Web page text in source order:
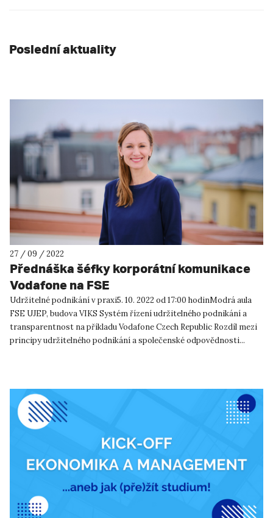
Poslední aktuality
27 / 09 / 2022
Přednáška šéfky korporátní komunikace
Vodafone na FSE
Udržitelné podnikání v praxi5. 10. 2022 od 17:00 hodinModrá aula
FSE UJEP, budova VIKS Systém řízení udržitelného podnikání a
transparentnost na příkladu Vodafone Czech Republic Rozdíl mezi
principy udržitelného podnikání a společenské odpovědnosti...